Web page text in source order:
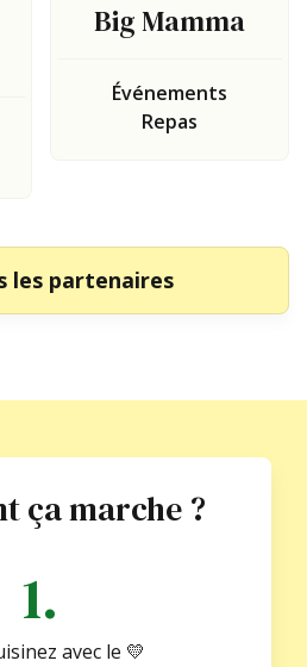
Big Mamma
Événements
Repas
les partenaires
ça marche ?
1.
avec le 💛